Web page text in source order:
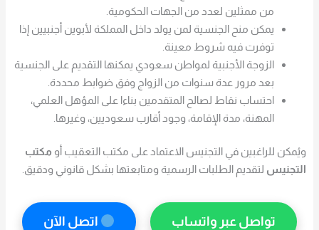
من ممثلين لعدد من الجهات الحكومية.
يمكن منح الجنسية لمن يولد داخل المملكة لأبوين أجنبيين إذا
توفرت فيه شروط معينة.
الزوجة الأجنبية لمواطن سعودي يمكنها التقديم على الجنسية
بعد مرور عدة سنوات من الزواج وفق ضوابط محددة.
احتساب نقاط لصالح المتقدمين بناءا على المؤهل العلمي،
المهنة، مدة الإقامة، وجود أقارب سعوديين، وغيرها.
ويُمكن للراغبين في التجنيس الاعتماد على مكتب التعقيب أو مكتب
التجنيس لتقديم الطلبات الرسمية ومتابعتها بشكل قانوني ودقيق.
تواصل عبر واتساب اتصل الآن